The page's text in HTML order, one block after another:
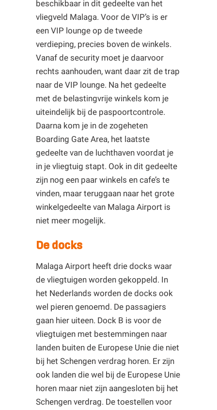
beschikbaar in dit gedeelte van het
vliegveld Malaga. Voor de VIP’s is er
een VIP lounge op de tweede
verdieping, precies boven de winkels.
Vanaf de security moet je daarvoor
rechts aanhouden, want daar zit de trap
naar de VIP lounge. Na het gedeelte
met de belastingvrije winkels kom je
uiteindelijk bij de paspoortcontrole.
Daarna kom je in de zogeheten
Boarding Gate Area, het laatste
gedeelte van de luchthaven voordat je
in je vliegtuig stapt. Ook in dit gedeelte
zijn nog een paar winkels en cafe’s te
vinden, maar teruggaan naar het grote
winkelgedeelte van Malaga Airport is
niet meer mogelijk.
De docks
Malaga Airport heeft drie docks waar
de vliegtuigen worden gekoppeld. In
het Nederlands worden de docks ook
wel pieren genoemd. De passagiers
gaan hier uiteen. Dock B is voor de
vliegtuigen met bestemmingen naar
landen buiten de Europese Unie die niet
bij het Schengen verdrag horen. Er zijn
ook landen die wel bij de Europese Unie
horen maar niet zijn aangesloten bij het
Schengen verdrag. De toestellen voor